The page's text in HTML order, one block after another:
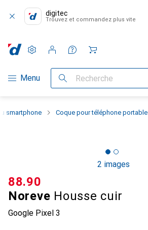
digitec
Trouvez et commandez plus vite
Navigation par catégorie
Menu Recherche
Paramètres
Compte client
Listes de comparaison
Listes d'envies
Panier
smartphone Coque pour téléphone portable
2 images
Noreve Housse cuir
Google Pixel 3
CHF
88.90